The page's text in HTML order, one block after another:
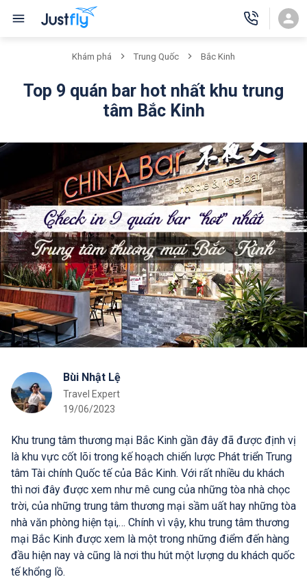
Khám phá Trung Quốc Bắc Kinh
Top 9 quán bar hot nhất khu trung
tâm Bắc Kinh
Bùi Nhật Lệ
Travel Expert
19/06/2023
Khu trung tâm thương mại Bắc Kinh gần đây đã được định vị
là khu vực cốt lõi trong kế hoạch chiến lược Phát triển Trung
tâm Tài chính Quốc tế của Bắc Kinh. Với rất nhiều du khách
thì nơi đây được xem như mê cung của những tòa nhà chọc
trời, của những trung tâm thương mại sầm uất hay những tòa
nhà văn phòng hiện tại,… Chính vì vậy, khu trung tâm thương
mại Bắc Kinh được xem là một trong những điểm đến hàng
đầu hiện nay và cũng là nơi thu hút một lượng du khách quốc
tế khổng lồ.